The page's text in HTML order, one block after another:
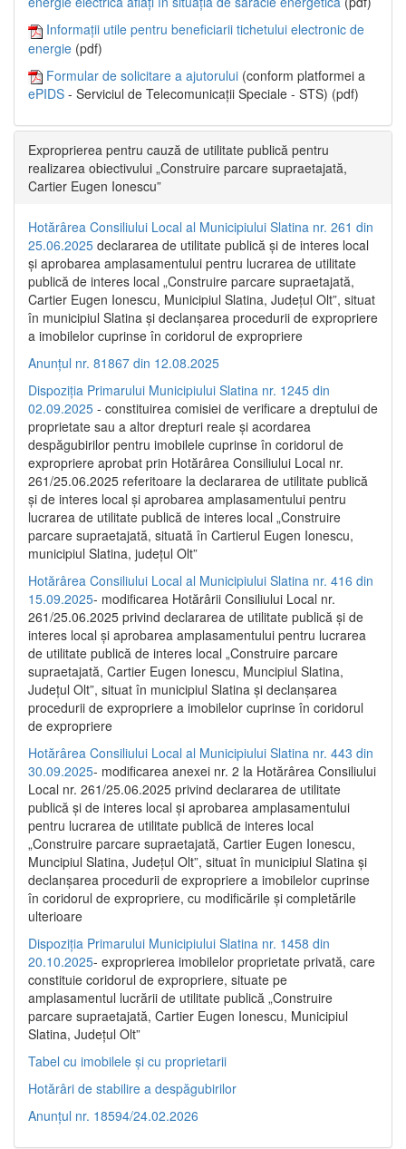
Informații utile pentru beneficiarii tichetului electronic de
energie (pdf)
Formular de solicitare a ajutorului (conform platformei a
ePIDS - Serviciul de Telecomunicații Speciale - STS) (pdf)
Exproprierea pentru cauză de utilitate publică pentru
realizarea obiectivului „Construire parcare supraetajată,
Cartier Eugen Ionescu”
Hotărârea Consiliului Local al Municipiului Slatina nr. 261 din
25.06.2025 declararea de utilitate publică și de interes local
și aprobarea amplasamentului pentru lucrarea de utilitate
publică de interes local „Construire parcare supraetajată,
Cartier Eugen Ionescu, Municipiul Slatina, Județul Olt”, situat
în municipiul Slatina și declanșarea procedurii de expropriere
a imobilelor cuprinse în coridorul de expropriere
Anunțul nr. 81867 din 12.08.2025
Dispoziția Primarului Municipiului Slatina nr. 1245 din
02.09.2025 - constituirea comisiei de verificare a dreptului de
proprietate sau a altor drepturi reale și acordarea
despăgubirilor pentru imobilele cuprinse în coridorul de
expropriere aprobat prin Hotărârea Consiliului Local nr.
261/25.06.2025 referitoare la declararea de utilitate publică
și de interes local și aprobarea amplasamentului pentru
lucrarea de utilitate publică de interes local „Construire
parcare supraetajată, situată în Cartierul Eugen Ionescu,
municipiul Slatina, județul Olt”
Hotărârea Consiliului Local al Municipiului Slatina nr. 416 din
15.09.2025- modificarea Hotărârii Consiliului Local nr.
261/25.06.2025 privind declararea de utilitate publică și de
interes local și aprobarea amplasamentului pentru lucrarea
de utilitate publică de interes local „Construire parcare
supraetajată, Cartier Eugen Ionescu, Muncipiul Slatina,
Județul Olt”, situat în municipiul Slatina și declanșarea
procedurii de expropriere a imobilelor cuprinse în coridorul
de expropriere
Hotărârea Consiliului Local al Municipiului Slatina nr. 443 din
30.09.2025- modificarea anexei nr. 2 la Hotărârea Consiliului
Local nr. 261/25.06.2025 privind declararea de utilitate
publică şi de interes local şi aprobarea amplasamentului
pentru lucrarea de utilitate publică de interes local
„Construire parcare supraetajată, Cartier Eugen Ionescu,
Muncipiul Slatina, Judeţul Olt”, situat în municipiul Slatina şi
declanşarea procedurii de expropriere a imobilelor cuprinse
în coridorul de expropriere, cu modificările şi completările
ulterioare
Dispoziția Primarului Municipiului Slatina nr. 1458 din
20.10.2025- exproprierea imobilelor proprietate privată, care
constituie coridorul de expropriere, situate pe
amplasamentul lucrării de utilitate publică „Construire
parcare supraetajată, Cartier Eugen Ionescu, Municipiul
Slatina, Județul Olt”
Tabel cu imobilele și cu proprietarii
Hotărâri de stabilire a despăgubirilor
Anunțul nr. 18594/24.02.2026